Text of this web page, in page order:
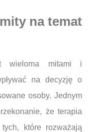
na temat
wieloma mitami i
na decyzję o
osoby. Jednym
że terapia
które rozważają